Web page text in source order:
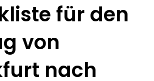
für den
von
nach